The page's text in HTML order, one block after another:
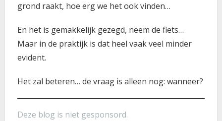
grond raakt, hoe erg we het ook vinden…
En het is gemakkelijk gezegd, neem de fiets…
Maar in de praktijk is dat heel vaak veel minder
evident.
Het zal beteren… de vraag is alleen nog: wanneer?
Deze blog is niet gesponsord.